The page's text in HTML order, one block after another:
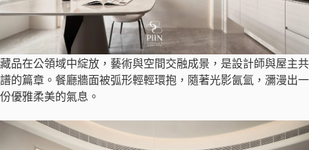
藏品在公領域中綻放，藝術與空間交融成景，是設計師與屋主共
譜的篇章。餐廳牆面被弧形輕輕環抱，隨著光影氤氳，瀰漫出一
份優雅柔美的氣息。